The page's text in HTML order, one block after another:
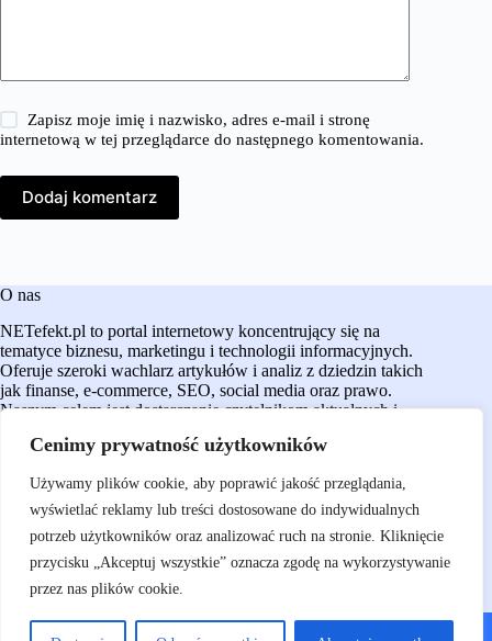
Cenimy prywatność użytkowników
Używamy plików cookie, aby poprawić jakość przeglądania,
wyświetlać reklamy lub treści dostosowane do indywidualnych
potrzeb użytkowników oraz analizować ruch na stronie. Kliknięcie
przycisku „Akceptuj wszystkie” oznacza zgodę na wykorzystywanie
przez nas plików cookie.
Zapisz moje imię i nazwisko, adres e-mail i stronę
internetową w tej przeglądarce do następnego komentowania.
Dodaj komentarz
O nas
NETefekt.pl to portal internetowy koncentrujący się na
tematyce biznesu, marketingu i technologii informacyjnych.
Oferuje szeroki wachlarz artykułów i analiz z dziedzin takich
jak finanse, e-commerce, SEO, social media oraz prawo.
Naszym celem jest dostarczanie czytelnikom aktualnych i
świadomych decyzji oraz rozwijaniu działalności w
O nas